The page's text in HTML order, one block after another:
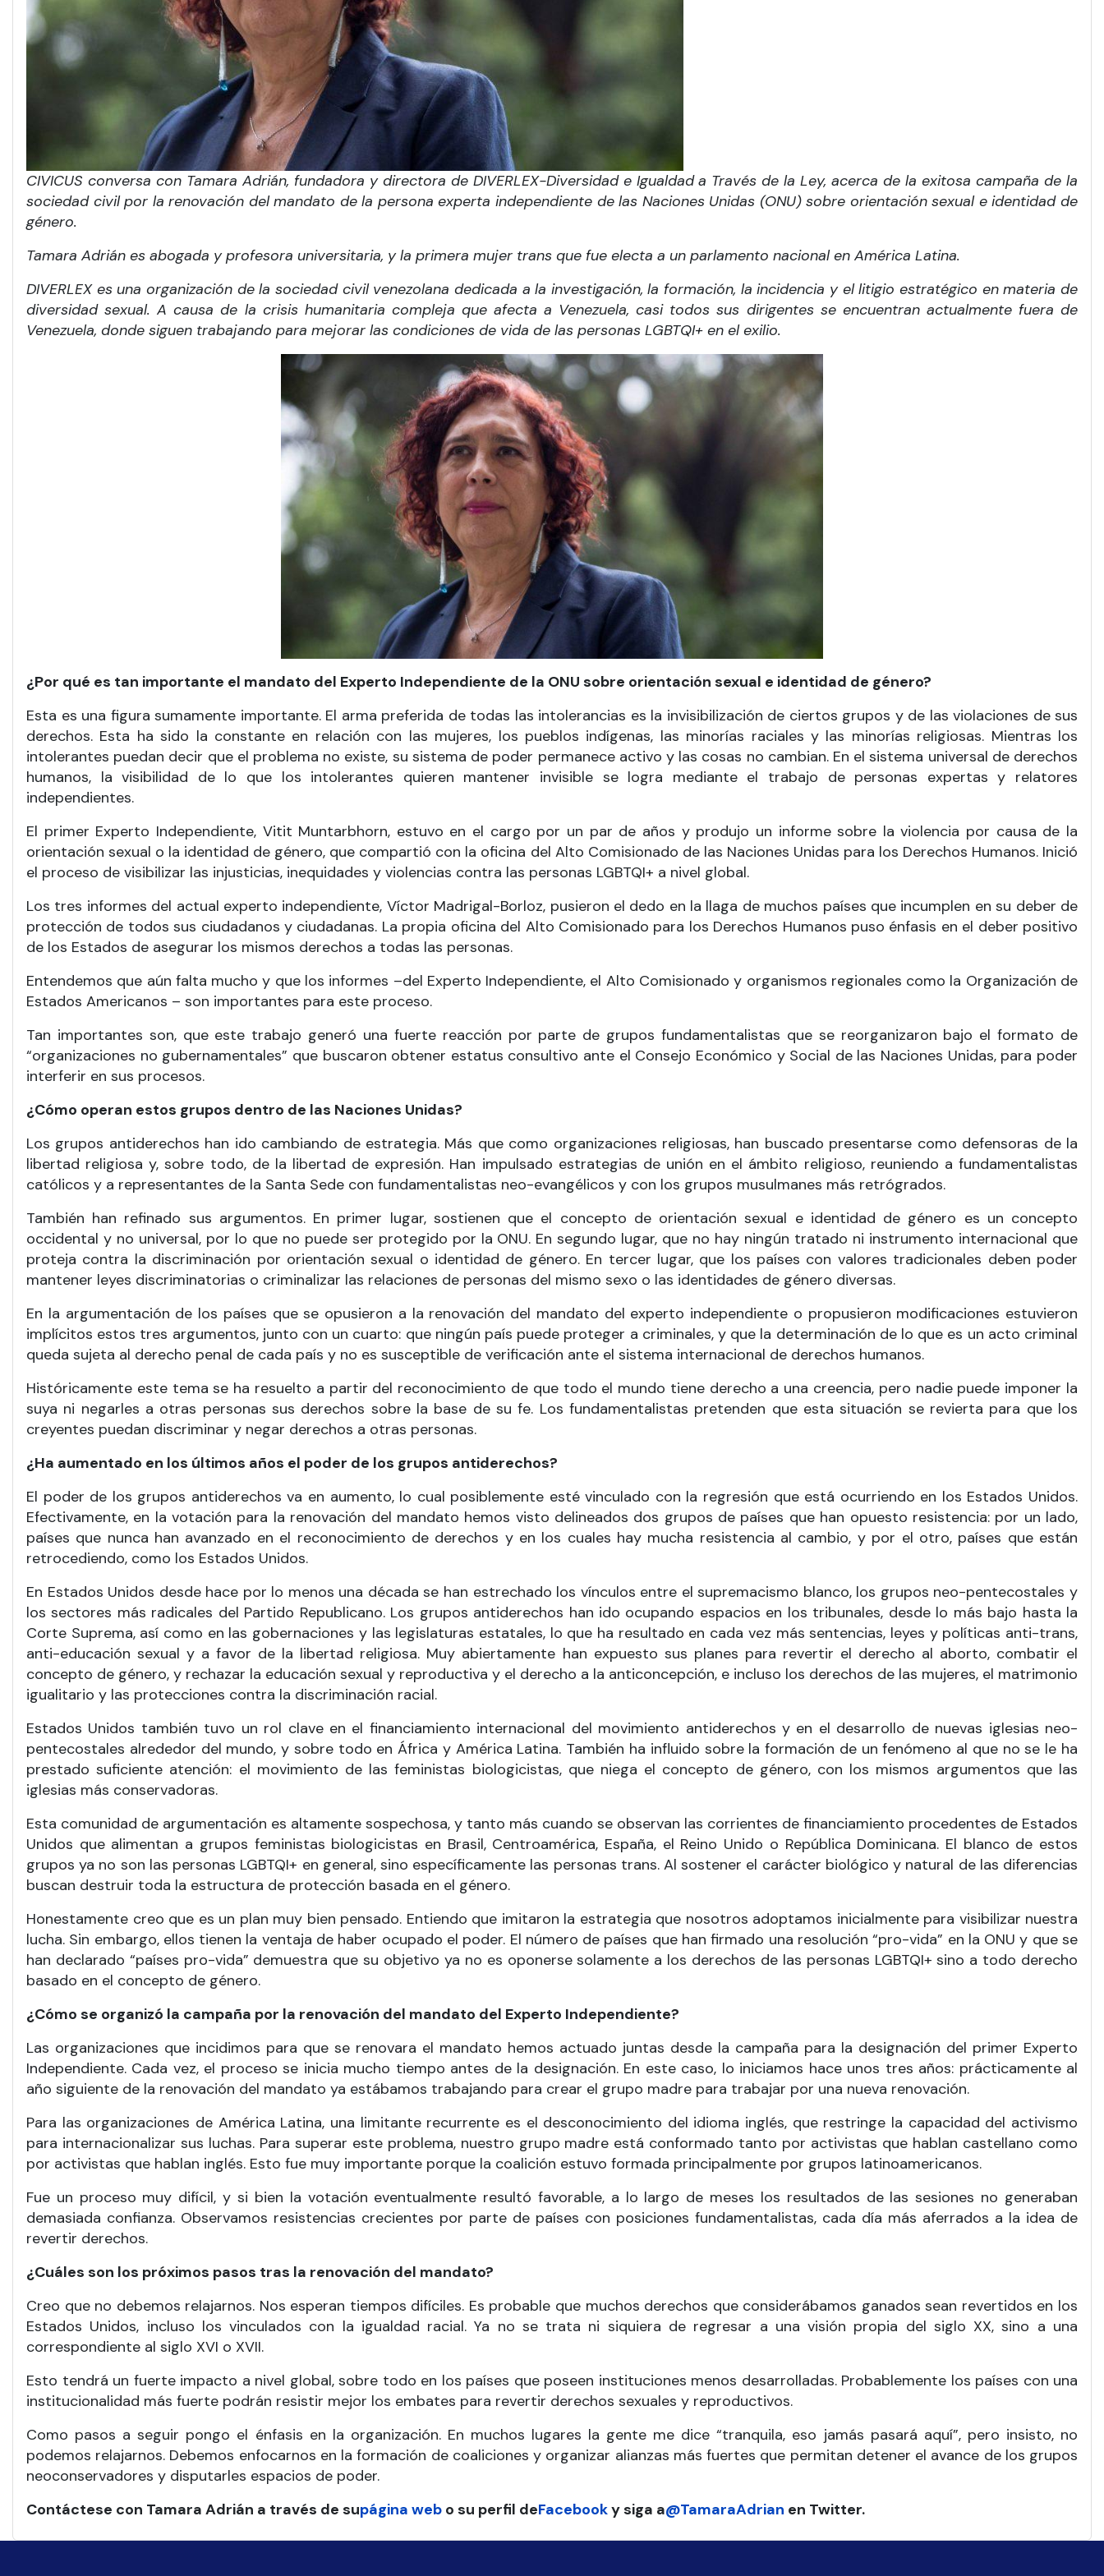
CIVICUS conversa con Tamara Adrián, fundadora y directora de DIVERLEX-Diversidad e Igualdad a Través de la Ley, acerca de la exitosa campaña de la
sociedad civil por la renovación del mandato de la persona experta independiente de las Naciones Unidas (ONU) sobre orientación sexual e identidad de
género.
Tamara Adrián es abogada y profesora universitaria, y la primera mujer trans que fue electa a un parlamento nacional en América Latina.
DIVERLEX es una organización de la sociedad civil venezolana dedicada a la investigación, la formación, la incidencia y el litigio estratégico en materia de
diversidad sexual. A causa de la crisis humanitaria compleja que afecta a Venezuela, casi todos sus dirigentes se encuentran actualmente fuera de
Venezuela, donde siguen trabajando para mejorar las condiciones de vida de las personas LGBTQI+ en el exilio.
¿Por qué es tan importante el mandato del Experto Independiente de la ONU sobre orientación sexual e identidad de género?
Esta es una figura sumamente importante. El arma preferida de todas las intolerancias es la invisibilización de ciertos grupos y de las violaciones de sus
derechos. Esta ha sido la constante en relación con las mujeres, los pueblos indígenas, las minorías raciales y las minorías religiosas. Mientras los
intolerantes puedan decir que el problema no existe, su sistema de poder permanece activo y las cosas no cambian. En el sistema universal de derechos
humanos, la visibilidad de lo que los intolerantes quieren mantener invisible se logra mediante el trabajo de personas expertas y relatores
independientes.
El primer Experto Independiente, Vitit Muntarbhorn, estuvo en el cargo por un par de años y produjo un informe sobre la violencia por causa de la
orientación sexual o la identidad de género, que compartió con la oficina del Alto Comisionado de las Naciones Unidas para los Derechos Humanos. Inició
el proceso de visibilizar las injusticias, inequidades y violencias contra las personas LGBTQI+ a nivel global.
Los tres informes del actual experto independiente, Víctor Madrigal-Borloz, pusieron el dedo en la llaga de muchos países que incumplen en su deber de
protección de todos sus ciudadanos y ciudadanas. La propia oficina del Alto Comisionado para los Derechos Humanos puso énfasis en el deber positivo
de los Estados de asegurar los mismos derechos a todas las personas.
Entendemos que aún falta mucho y que los informes –del Experto Independiente, el Alto Comisionado y organismos regionales como la Organización de
Estados Americanos – son importantes para este proceso.
Tan importantes son, que este trabajo generó una fuerte reacción por parte de grupos fundamentalistas que se reorganizaron bajo el formato de
“organizaciones no gubernamentales” que buscaron obtener estatus consultivo ante el Consejo Económico y Social de las Naciones Unidas, para poder
interferir en sus procesos.
¿Cómo operan estos grupos dentro de las Naciones Unidas?
Los grupos antiderechos han ido cambiando de estrategia. Más que como organizaciones religiosas, han buscado presentarse como defensoras de la
libertad religiosa y, sobre todo, de la libertad de expresión. Han impulsado estrategias de unión en el ámbito religioso, reuniendo a fundamentalistas
católicos y a representantes de la Santa Sede con fundamentalistas neo-evangélicos y con los grupos musulmanes más retrógrados.
También han refinado sus argumentos. En primer lugar, sostienen que el concepto de orientación sexual e identidad de género es un concepto
occidental y no universal, por lo que no puede ser protegido por la ONU. En segundo lugar, que no hay ningún tratado ni instrumento internacional que
proteja contra la discriminación por orientación sexual o identidad de género. En tercer lugar, que los países con valores tradicionales deben poder
mantener leyes discriminatorias o criminalizar las relaciones de personas del mismo sexo o las identidades de género diversas.
En la argumentación de los países que se opusieron a la renovación del mandato del experto independiente o propusieron modificaciones estuvieron
implícitos estos tres argumentos, junto con un cuarto: que ningún país puede proteger a criminales, y que la determinación de lo que es un acto criminal
queda sujeta al derecho penal de cada país y no es susceptible de verificación ante el sistema internacional de derechos humanos.
Históricamente este tema se ha resuelto a partir del reconocimiento de que todo el mundo tiene derecho a una creencia, pero nadie puede imponer la
suya ni negarles a otras personas sus derechos sobre la base de su fe. Los fundamentalistas pretenden que esta situación se revierta para que los
creyentes puedan discriminar y negar derechos a otras personas.
¿Ha aumentado en los últimos años el poder de los grupos antiderechos?
El poder de los grupos antiderechos va en aumento, lo cual posiblemente esté vinculado con la regresión que está ocurriendo en los Estados Unidos.
Efectivamente, en la votación para la renovación del mandato hemos visto delineados dos grupos de países que han opuesto resistencia: por un lado,
países que nunca han avanzado en el reconocimiento de derechos y en los cuales hay mucha resistencia al cambio, y por el otro, países que están
retrocediendo, como los Estados Unidos.
En Estados Unidos desde hace por lo menos una década se han estrechado los vínculos entre el supremacismo blanco, los grupos neo-pentecostales y
los sectores más radicales del Partido Republicano. Los grupos antiderechos han ido ocupando espacios en los tribunales, desde lo más bajo hasta la
Corte Suprema, así como en las gobernaciones y las legislaturas estatales, lo que ha resultado en cada vez más sentencias, leyes y políticas anti-trans,
anti-educación sexual y a favor de la libertad religiosa. Muy abiertamente han expuesto sus planes para revertir el derecho al aborto, combatir el
concepto de género, y rechazar la educación sexual y reproductiva y el derecho a la anticoncepción, e incluso los derechos de las mujeres, el matrimonio
igualitario y las protecciones contra la discriminación racial.
Estados Unidos también tuvo un rol clave en el financiamiento internacional del movimiento antiderechos y en el desarrollo de nuevas iglesias neo-
pentecostales alrededor del mundo, y sobre todo en África y América Latina. También ha influido sobre la formación de un fenómeno al que no se le ha
prestado suficiente atención: el movimiento de las feministas biologicistas, que niega el concepto de género, con los mismos argumentos que las
iglesias más conservadoras.
Esta comunidad de argumentación es altamente sospechosa, y tanto más cuando se observan las corrientes de financiamiento procedentes de Estados
Unidos que alimentan a grupos feministas biologicistas en Brasil, Centroamérica, España, el Reino Unido o República Dominicana. El blanco de estos
grupos ya no son las personas LGBTQI+ en general, sino específicamente las personas trans. Al sostener el carácter biológico y natural de las diferencias
buscan destruir toda la estructura de protección basada en el género.
Honestamente creo que es un plan muy bien pensado. Entiendo que imitaron la estrategia que nosotros adoptamos inicialmente para visibilizar nuestra
lucha. Sin embargo, ellos tienen la ventaja de haber ocupado el poder. El número de países que han firmado una resolución “pro-vida” en la ONU y que se
han declarado “países pro-vida” demuestra que su objetivo ya no es oponerse solamente a los derechos de las personas LGBTQI+ sino a todo derecho
basado en el concepto de género.
¿Cómo se organizó la campaña por la renovación del mandato del Experto Independiente?
Las organizaciones que incidimos para que se renovara el mandato hemos actuado juntas desde la campaña para la designación del primer Experto
Independiente. Cada vez, el proceso se inicia mucho tiempo antes de la designación. En este caso, lo iniciamos hace unos tres años: prácticamente al
año siguiente de la renovación del mandato ya estábamos trabajando para crear el grupo madre para trabajar por una nueva renovación.
Para las organizaciones de América Latina, una limitante recurrente es el desconocimiento del idioma inglés, que restringe la capacidad del activismo
para internacionalizar sus luchas. Para superar este problema, nuestro grupo madre está conformado tanto por activistas que hablan castellano como
por activistas que hablan inglés. Esto fue muy importante porque la coalición estuvo formada principalmente por grupos latinoamericanos.
Fue un proceso muy difícil, y si bien la votación eventualmente resultó favorable, a lo largo de meses los resultados de las sesiones no generaban
demasiada confianza. Observamos resistencias crecientes por parte de países con posiciones fundamentalistas, cada día más aferrados a la idea de
revertir derechos.
¿Cuáles son los próximos pasos tras la renovación del mandato?
Creo que no debemos relajarnos. Nos esperan tiempos difíciles. Es probable que muchos derechos que considerábamos ganados sean revertidos en los
Estados Unidos, incluso los vinculados con la igualdad racial. Ya no se trata ni siquiera de regresar a una visión propia del siglo XX, sino a una
correspondiente al siglo XVI o XVII.
Esto tendrá un fuerte impacto a nivel global, sobre todo en los países que poseen instituciones menos desarrolladas. Probablemente los países con una
institucionalidad más fuerte podrán resistir mejor los embates para revertir derechos sexuales y reproductivos.
Como pasos a seguir pongo el énfasis en la organización. En muchos lugares la gente me dice “tranquila, eso jamás pasará aquí”, pero insisto, no
podemos relajarnos. Debemos enfocarnos en la formación de coaliciones y organizar alianzas más fuertes que permitan detener el avance de los grupos
neoconservadores y disputarles espacios de poder.
Contáctese con Tamara Adrián a través de supágina web o su perfil deFacebooky siga a@TamaraAdrian en Twitter.